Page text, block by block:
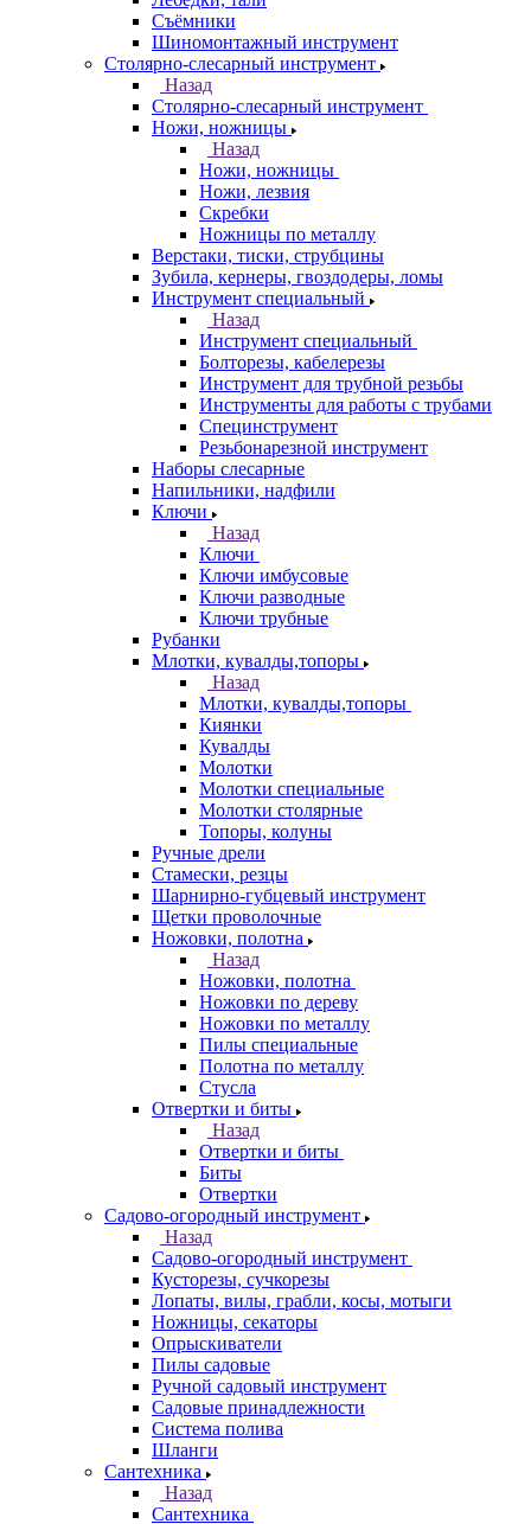
Съёмники
Шиномонтажный инструмент
Столярно-слесарный инструмент
Назад
Столярно-слесарный инструмент
Ножи, ножницы
Назад
Ножи, ножницы
Ножи, лезвия
Скребки
Ножницы по металлу
Верстаки, тиски, струбцины
Зубила, кернеры, гвоздодеры, ломы
Инструмент специальный
Назад
Инструмент специальный
Болторезы, кабелерезы
Инструмент для трубной резьбы
Инструменты для работы с трубами
Специнструмент
Резьбонарезной инструмент
Наборы слесарные
Напильники, надфили
Ключи
Назад
Ключи
Ключи имбусовые
Ключи разводные
Ключи трубные
Рубанки
Млотки, кувалды,топоры
Назад
Млотки, кувалды,топоры
Киянки
Кувалды
Молотки
Молотки специальные
Молотки столярные
Топоры, колуны
Ручные дрели
Стамески, резцы
Шарнирно-губцевый инструмент
Щетки проволочные
Ножовки, полотна
Назад
Ножовки, полотна
Ножовки по дереву
Ножовки по металлу
Пилы специальные
Полотна по металлу
Стусла
Отвертки и биты
Назад
Отвертки и биты
Биты
Отвертки
Садово-огородный инструмент
Назад
Садово-огородный инструмент
Кусторезы, сучкорезы
Лопаты, вилы, грабли, косы, мотыги
Ножницы, секаторы
Опрыскиватели
Пилы садовые
Ручной садовый инструмент
Садовые принадлежности
Система полива
Шланги
Сантехника
Назад
Сантехника